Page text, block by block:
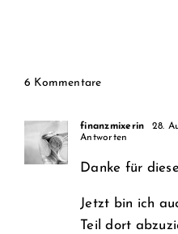
6 Kommentare
finanzmixerin 28.
Antworten
Danke für
Jetzt bin ich
Teil dort